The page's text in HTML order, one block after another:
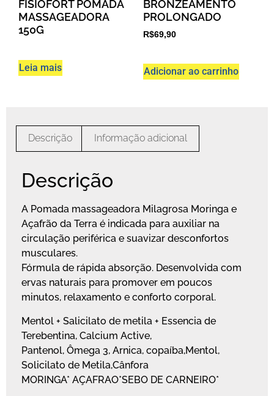
FISIOFORT POMADA
MASSAGEADORA
150G
Leia mais
BRONZEAMENTO
PROLONGADO
R$69,90
Adicionar ao carrinho
Descrição Informação adicional
Descrição
A Pomada massageadora Milagrosa Moringa e
Açafrão da Terra é indicada para auxiliar na
circulação periférica e suavizar desconfortos
musculares.
Fórmula de rápida absorção. Desenvolvida com
ervas naturais para promover em poucos
minutos, relaxamento e conforto corporal.
Mentol + Salicilato de metila + Essencia de
Terebentina, Calcium Active,
Pantenol, Ômega 3, Arnica, copaíba,Mentol,
Solicilato de Metila,Cânfora
MORINGA* AÇAFRAO*SEBO DE CARNEIRO*